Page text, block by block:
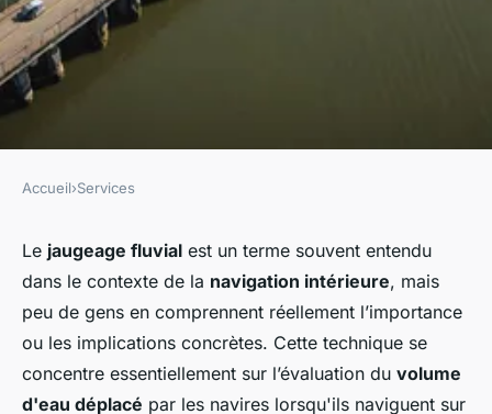
Jaugeage fluvial : comprendre
l'importance et les méthodes
Julie•6 janvier 2025• 5 min de lecture
Accueil›Services
Le jaugeage fluvial est un terme souvent entendu
dans le contexte de la navigation intérieure, mais
peu de gens en comprennent réellement l’importance
ou les implications concrètes. Cette technique se
concentre essentiellement sur l’évaluation du volume
d'eau déplacé par les navires lorsqu'ils naviguent sur